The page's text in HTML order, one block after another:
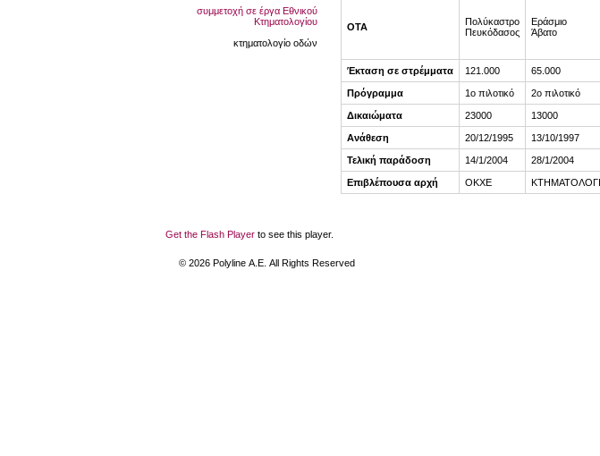
συμμετοχή σε έργα Εθνικού
Κτηματολογίου
κτηματολογίο οδών
ΟΤΑ
Πολύκαστρο
Πευκόδασος
Εράσμιο
Άβατο
Έκταση σε στρέμματα 121.000 65.000
Πρόγραμμα 1ο πιλοτικό 2ο πιλοτικό
Δικαιώματα 23000 13000
Ανάθεση 20/12/1995 13/10/1997
Τελική παράδοση 14/1/2004 28/1/2004
Επιβλέπουσα αρχή ΟΚΧΕ
Get the Flash Player to see this player.
© 2026 Polyline Α.Ε. All Rights Reserved